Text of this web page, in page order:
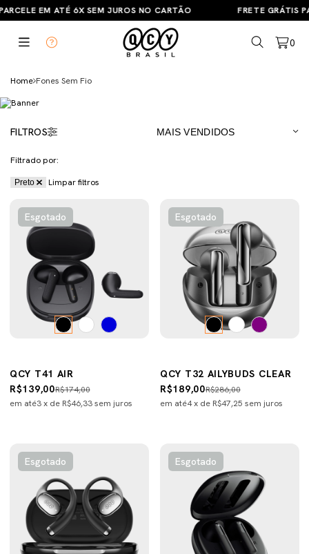
EM ATÉ 6X SEM JUROS NO CARTÃO FRETE GRÁTIS
0
Home Fones Sem Fio
FILTROS
Filtrado por:
Preto Limpar filtros
Esgotado
QCY T41 AIR
R$174,00
R$139,00
em até3x de R$46,33sem juros
Esgotado
QCY T32 AILYBUDS CLEAR
R$286,00
R$189,00
em até4x de R$47,25 sem juros
Esgotado Esgotado